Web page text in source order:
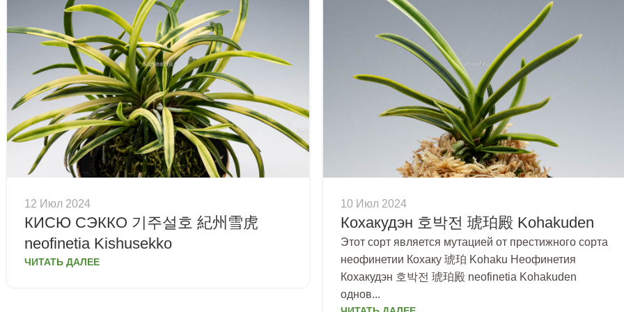
12 Июл 2024
КИСЮ СЭККО 기주설호 紀州雪虎
neofinetia Kishusekko
ЧИТАТЬ ДАЛЕЕ
10 Июл 2024
Кохакудэн 호박전 琥珀殿 Kohakuden
Этот сорт является мутацией от престижного сорта
неофинетии Кохаку 琥珀 Kohaku Неофинетия
Кохакудэн 호박전 琥珀殿 neofinetia Kohakuden
однов...